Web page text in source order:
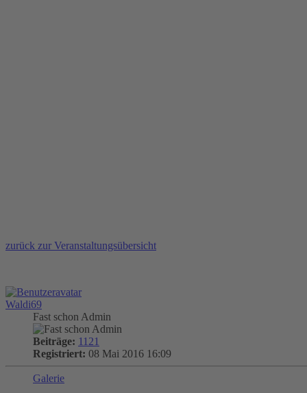
zurück zur Veranstaltungsübersicht
Waldi69
Fast schon Admin
Beiträge: 1121
Registriert: 08 Mai 2016 16:09
Galerie